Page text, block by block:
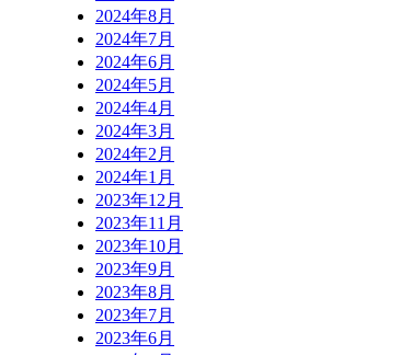
2024年8月
2024年7月
2024年6月
2024年5月
2024年4月
2024年3月
2024年2月
2024年1月
2023年12月
2023年11月
2023年10月
2023年9月
2023年8月
2023年7月
2023年6月